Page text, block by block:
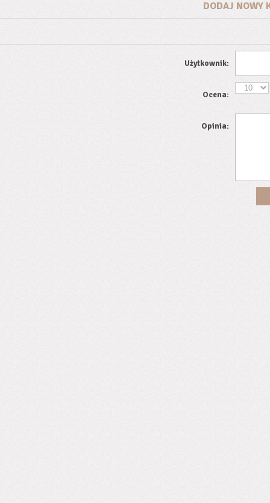
DODAJ NOWY
Użytkownik:
Ocena:
Opinia: